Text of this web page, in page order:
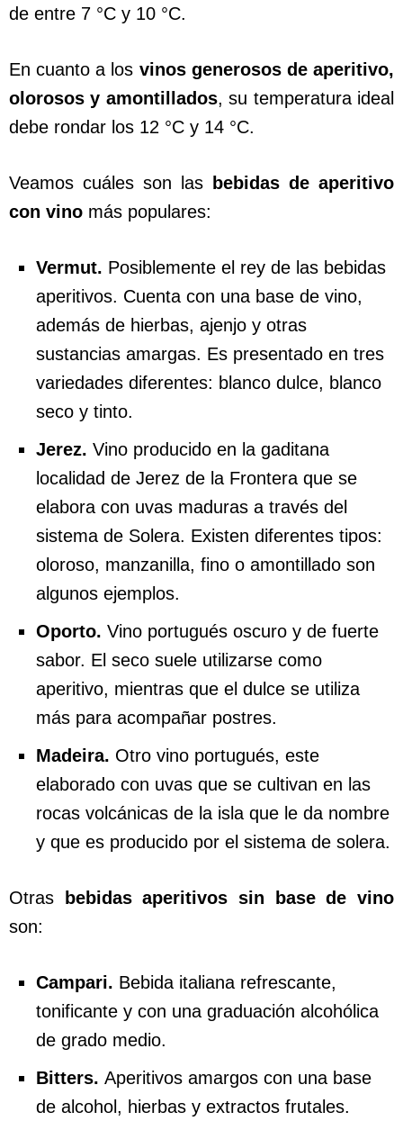
de entre 7 °C y 10 °C.
En cuanto a los vinos generosos de aperitivo,
olorosos y amontillados, su temperatura ideal
debe rondar los 12 °C y 14 °C.
Veamos cuáles son las bebidas de aperitivo
con vino más populares:
Vermut. Posiblemente el rey de las bebidas
aperitivos. Cuenta con una base de vino,
además de hierbas, ajenjo y otras
sustancias amargas. Es presentado en tres
variedades diferentes: blanco dulce, blanco
seco y tinto.
Jerez. Vino producido en la gaditana
localidad de Jerez de la Frontera que se
elabora con uvas maduras a través del
sistema de Solera. Existen diferentes tipos:
oloroso, manzanilla, fino o amontillado son
algunos ejemplos.
Oporto. Vino portugués oscuro y de fuerte
sabor. El seco suele utilizarse como
aperitivo, mientras que el dulce se utiliza
más para acompañar postres.
Madeira. Otro vino portugués, este
elaborado con uvas que se cultivan en las
rocas volcánicas de la isla que le da nombre
y que es producido por el sistema de solera.
Otras
bebidas aperitivos sin base de vino
son:
Campari. Bebida italiana refrescante,
tonificante y con una graduación alcohólica
de grado medio.
Bitters. Aperitivos amargos con una base
de alcohol, hierbas y extractos frutales.